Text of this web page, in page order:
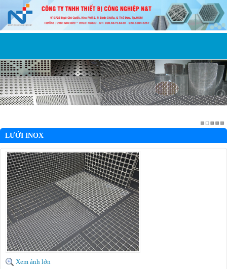
LƯỚI INOX
Xem ảnh lớn